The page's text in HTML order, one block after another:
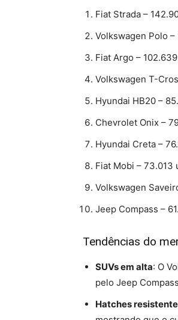
Fiat Strada –
Volkswagen Polo
Fiat Argo –
Volkswagen T-
Hyundai HB20 –
Chevrolet Onix –
Hyundai Creta –
Fiat Mobi – 73.013
Volkswagen
Jeep Compass –
Tendências do
SUVs em alta: O
pelo Jeep
Hatches